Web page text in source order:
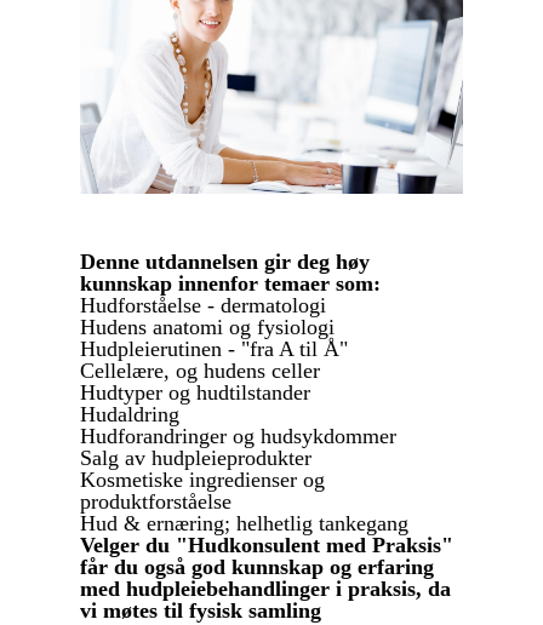
Denne utdannelsen gir deg høy
kunnskap innenfor temaer som:
Hudforståelse - dermatologi
Hudens anatomi og fysiologi
Hudpleierutinen - "fra A til Å"
Cellelære, og hudens celler
Hudtyper og hudtilstander
Hudaldring
Hudforandringer og hudsykdommer
Salg av hudpleieprodukter
Kosmetiske ingredienser og
produktforståelse
Hud & ernæring; helhetlig tankegang
Velger du "Hudkonsulent med Praksis"
får du også god kunnskap og erfaring
med hudpleiebehandlinger i praksis, da
vi møtes til fysisk samling